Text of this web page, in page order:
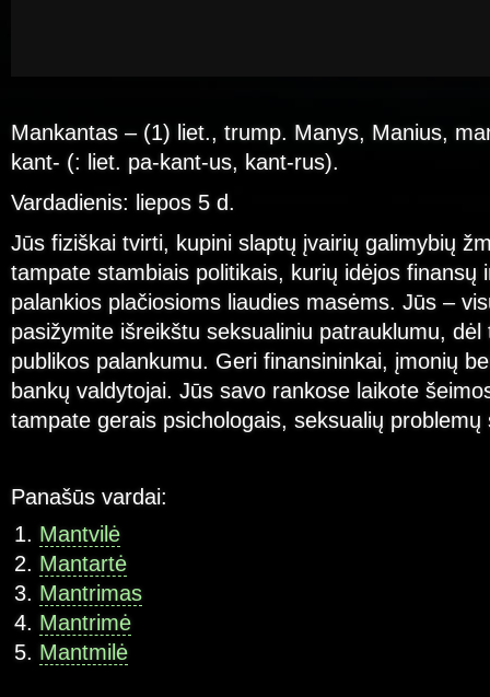
Mankantas – (1) liet., trump. Manys, Manius,
kant- (: liet. pa-kant-us, kant-rus).
Vardadienis: liepos 5 d.
Jūs fiziškai tvirti, kupini slaptų įvairių galimybių
tampate stambiais politikais, kurių idėjos finansų
palankios plačiosioms liaudies masėms. Jūs –
pasižymite išreikštu seksualiniu patrauklumu, dėl
publikos palankumu. Geri finansininkai, įmonių
bankų valdytojai. Jūs savo rankose laikote
tampate gerais psichologais, seksualių problemų
Panašūs vardai:
Mantvilė
Mantartė
Mantrimas
Mantrimė
Mantmilė